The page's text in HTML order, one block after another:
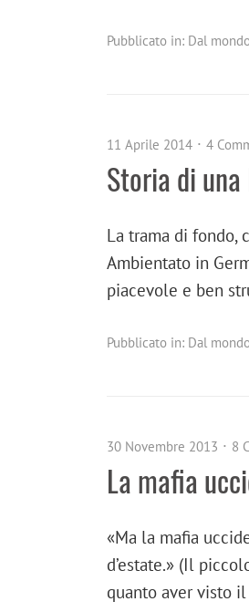
Pubblicato in: Dal
11 Aprile 2014 4
Storia di
La trama di fondo,
Ambientato in
piacevole e ben
Pubblicato in: Dal
30 Novembre 2013 8
La mafia
«Ma la mafia
d’estate.» (Il
quanto aver visto